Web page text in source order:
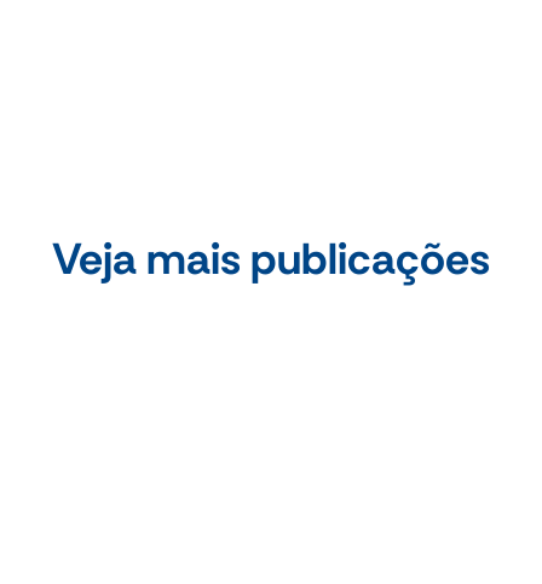
Veja mais publicações